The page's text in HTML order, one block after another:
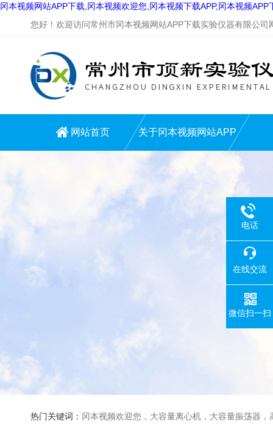
冈本视频网站APP下载,冈本视频欢迎您,冈本视频下载APP,冈本视频APP
您好！欢迎访问常州市冈本视频网站APP下载实验仪器有限公司网站
网站首页 关于冈本视频网站APP
热门关键词： 冈本视频欢迎您，大容量离心机，大容量振荡器，高速冷冻离心机，生化、光照、振荡培养箱，磁力搅拌器
电话
在线交流
微信扫一扫